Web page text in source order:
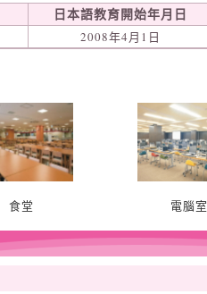
日本語教育開始年月日
2008年4月1日
食堂 電腦室